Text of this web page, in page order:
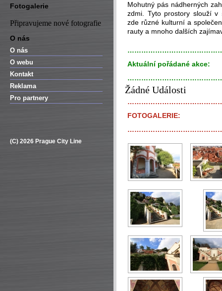
Fotogalerie
Připravujeme nové fotografie
O nás
O nás
O webu
Kontakt
Reklama
Pro partnery
(C) 2026 Prague City Line
Mohutný pás nádherných
zdmi. Tyto prostory slouží v
zde různé kulturní a
rauty a mnoho dalších
Aktuální pořádané akce:
Žádné Události
FOTOGALERIE: